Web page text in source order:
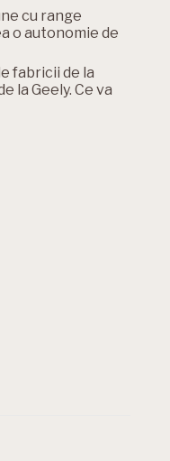
cu range
o autonomie de
fabricii de la
la Geely. Ce va